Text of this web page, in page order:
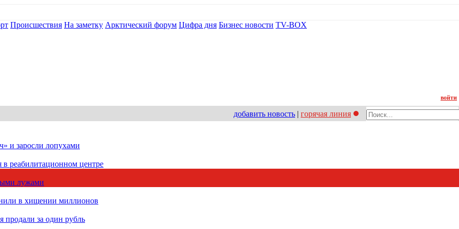
Происшествия На заметку Арктический форум Цифра дня Бизнес новости TV-BOX
войти
добавить новость | горячая линия
и заросли лопухами
реабилитационном центре
лужами
в хищении миллионов
продали за один рубль